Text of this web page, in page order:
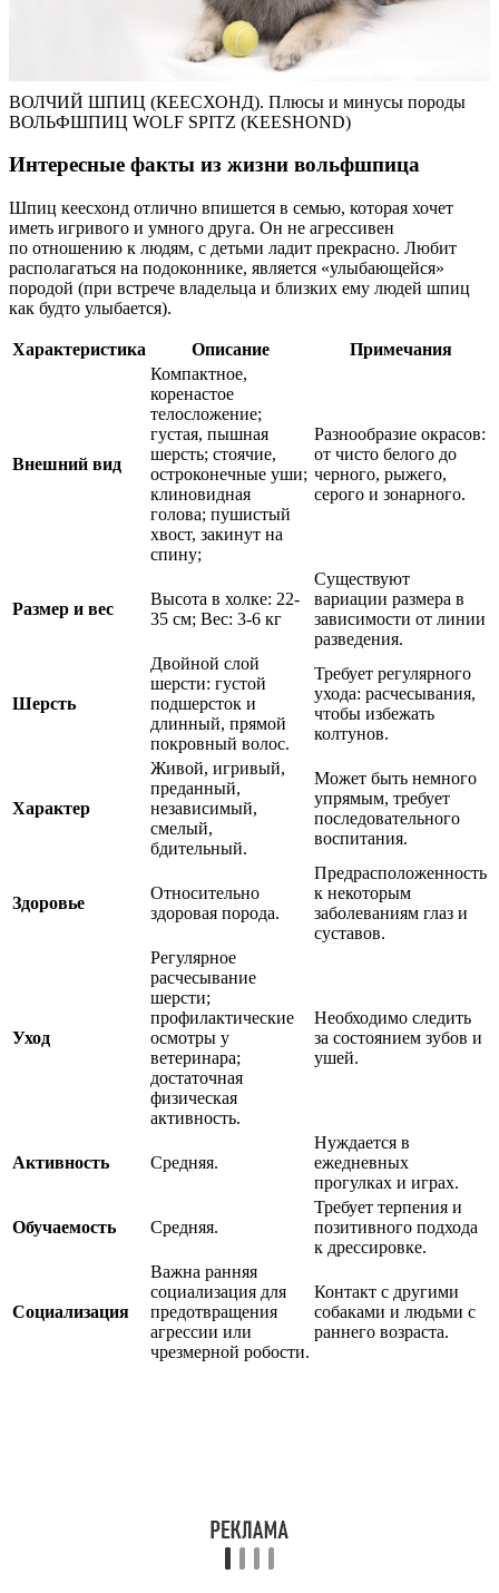
ВОЛЧИЙ ШПИЦ (КЕЕСХОНД). Плюсы и минусы породы
ВОЛЬФШПИЦ WOLF SPITZ (KEESHOND)
Интересные факты из жизни вольфшпица
Шпиц кеесхонд отлично впишется в семью, которая хочет
иметь игривого и умного друга. Он не агрессивен
по отношению к людям, с детьми ладит прекрасно. Любит
располагаться на подоконнике, является «улыбающейся»
породой (при встрече владельца и близких ему людей шпиц
как будто улыбается).
Характеристика Описание Примечания
Внешний вид
Компактное,
коренастое
телосложение;
густая, пышная
шерсть; стоячие,
остроконечные уши;
клиновидная
голова; пушистый
хвост, закинут на
спину;
Разнообразие окрасов:
от чисто белого до
черного, рыжего,
серого и зонарного.
Размер и вес
Высота в холке: 22-
35 см; Вес: 3-6 кг
Существуют
вариации размера в
зависимости от линии
разведения.
Шерсть
Двойной слой
шерсти: густой
подшерсток и
длинный, прямой
покровный волос.
Требует регулярного
ухода: расчесывания,
чтобы избежать
колтунов.
Характер
Живой, игривый,
преданный,
независимый,
смелый,
бдительный.
Может быть немного
упрямым, требует
последовательного
воспитания.
Здоровье
Относительно
здоровая порода.
Предрасположенность
к некоторым
заболеваниям глаз и
суставов.
Уход
Регулярное
расчесывание
шерсти;
профилактические
осмотры у
ветеринара;
достаточная
физическая
активность.
Необходимо следить
за состоянием зубов и
ушей.
Активность Средняя.
Нуждается в
ежедневных
прогулках и играх.
Обучаемость Средняя.
Требует терпения и
позитивного подхода
к дрессировке.
Социализация
Важна ранняя
социализация для
предотвращения
агрессии или
чрезмерной робости.
Контакт с другими
собаками и людьми с
раннего возраста.